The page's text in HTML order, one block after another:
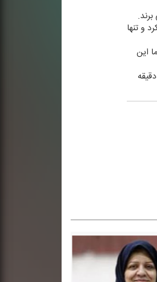
و تنها
این
برنامه زنده "تیتر اول" روز یكشنبه ۲۴ تیر با اجرای اسكویی پخش شد. این برنامه كاری از گروه تفریحات ورزشی هر روز به جز جمعه ها ساعت ۱۴:۰۵ به مدت ۲۵ دقیقه